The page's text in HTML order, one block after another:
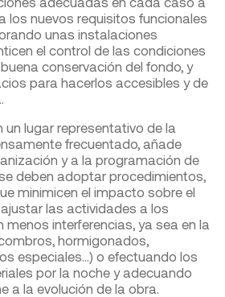
los nuevos requisitos funcionales
unas instalaciones
el control de las condiciones
conservación del fondo, y
para hacerlos accesibles y de
un lugar representativo de la
frecuentado, añade
y a la programación de
deben adoptar procedimientos,
minimicen el impacto sobre el
las actividades a los
menos interferencias, ya sea en la
hormigonados,
especiales…) o efectuando los
por la noche y adecuando
a la evolución de la obra.